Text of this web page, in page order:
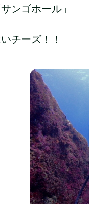
ンゴホール」
チーズ！！